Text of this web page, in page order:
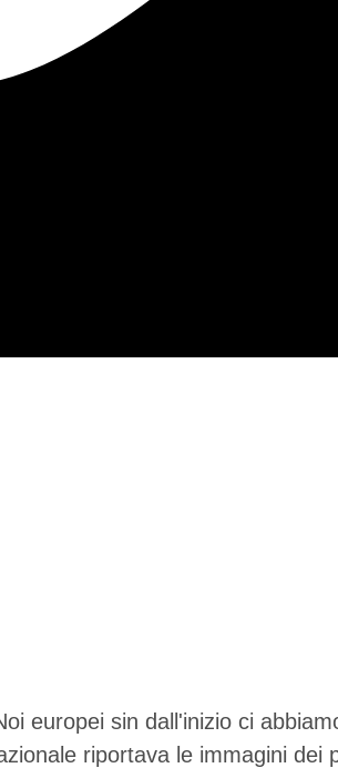
europei sin dall'inizio ci
riportava le immagini dei